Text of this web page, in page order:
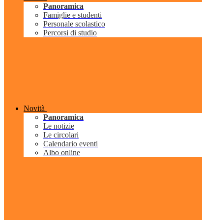
Panoramica
Famiglie e studenti
Personale scolastico
Percorsi di studio
Novità
Panoramica
Le notizie
Le circolari
Calendario eventi
Albo online